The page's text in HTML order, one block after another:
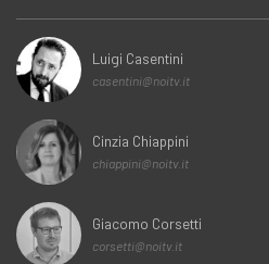
Luigi Casentini
casentini@noitv.it
Cinzia Chiappini
chiappini@noitv.it
Giacomo Corsetti
corsetti@noitv.it